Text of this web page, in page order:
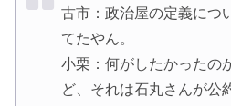
古市：政治屋の定義につ
てたやん。
小栗：何がしたかったの
ど、それは石丸さんが公